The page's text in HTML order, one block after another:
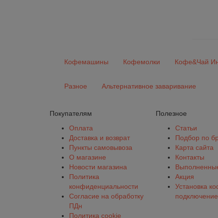
Кофемашины Кофемолки Кофе&Чай
Разное Альтернативное заваривание
Покупателям
Оплата
Доставка и возврат
Пункты самовывоза
О магазине
Новости магазина
Политика
конфиденциальности
Согласие на обработку
ПДн
Политика cookie
Полезное
Статьи
Подбор по
Карта сайта
Контакты
Акция
Установка